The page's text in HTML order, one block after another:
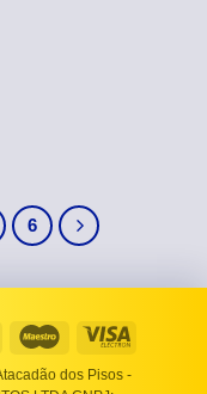
6
dos Pisos -